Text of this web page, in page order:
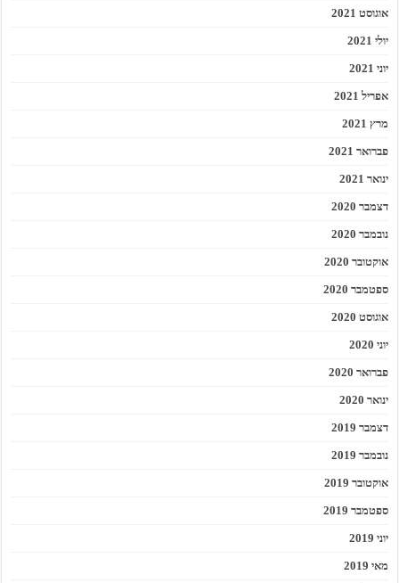
אוגוסט 2021
יולי 2021
יוני 2021
אפריל 2021
מרץ 2021
פברואר 2021
ינואר 2021
דצמבר 2020
נובמבר 2020
אוקטובר 2020
ספטמבר 2020
אוגוסט 2020
יוני 2020
פברואר 2020
ינואר 2020
דצמבר 2019
נובמבר 2019
אוקטובר 2019
ספטמבר 2019
יוני 2019
מאי 2019